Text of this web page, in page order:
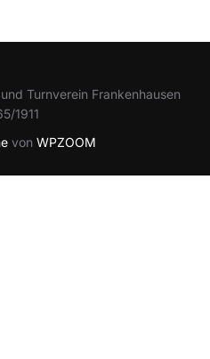
Turnverein Frankenhausen
1911
von WPZOOM